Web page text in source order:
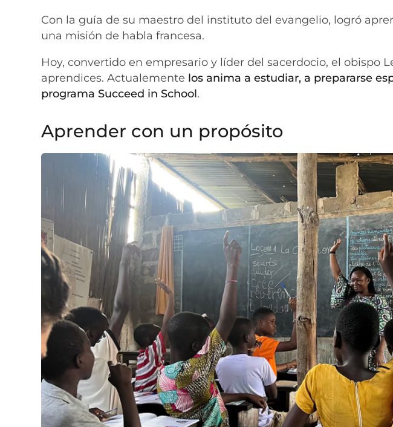
Con la guía de su maestro del instituto del evangelio, logró
una misión de habla francesa.
Hoy, convertido en empresario y líder del sacerdocio, el obispo
aprendices. Actualemente los anima a estudiar, a prepararse
programa Succeed in School.
Aprender con un propósito